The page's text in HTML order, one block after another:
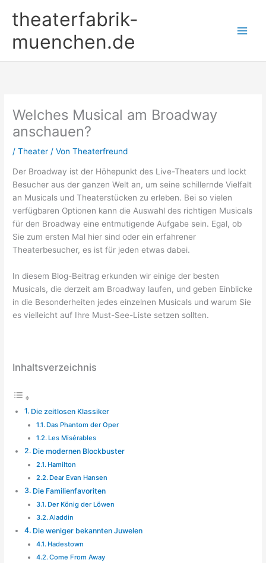
Inhalttheaterfabrik-
muenchen.de
Welches Musical am Broadway
anschauen?
/Theater / VonTheaterfreund
Der Broadway ist der Höhepunkt des Live-Theaters und lockt
Besucher aus der ganzen Welt an, um seine schillernde Vielfalt
an Musicals und Theaterstücken zu erleben. Bei so vielen
verfügbaren Optionen kann die Auswahl des richtigen Musicals
für den Broadway eine entmutigende Aufgabe sein. Egal, ob
Sie zum ersten Mal hier sind oder ein erfahrener
Theaterbesucher, es ist für jeden etwas dabei.
In diesem Blog-Beitrag erkunden wir einige der besten
Musicals, die derzeit am Broadway laufen, und geben Einblicke
in die Besonderheiten jedes einzelnen Musicals und warum Sie
es vielleicht auf Ihre Must-See-Liste setzen sollten.
Inhaltsverzeichnis
Die zeitlosen Klassiker
Das Phantom der Oper
Les Misérables
Die modernen Blockbuster
Hamilton
Dear Evan Hansen
Die Familienfavoriten
Der König der Löwen
Aladdin
Die weniger bekannten Juwelen
Hadestown
Come From Away